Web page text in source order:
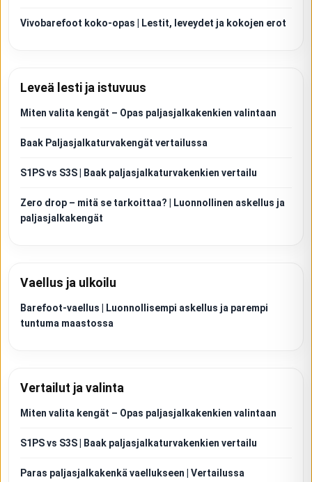
Vivobarefoot koko-opas | Lestit, leveydet ja kokojen erot
Leveä lesti ja istuvuus
Miten valita kengät – Opas paljasjalkakenkien valintaan
Baak Paljasjalkaturvakengät vertailussa
S1PS vs S3S | Baak paljasjalkaturvakenkien vertailu
Zero drop – mitä se tarkoittaa? | Luonnollinen askellus ja
paljasjalkakengät
Vaellus ja ulkoilu
Barefoot-vaellus | Luonnollisempi askellus ja parempi
tuntuma maastossa
Vertailut ja valinta
Miten valita kengät – Opas paljasjalkakenkien valintaan
S1PS vs S3S | Baak paljasjalkaturvakenkien vertailu
Paras paljasjalkakenkä vaellukseen | Vertailussa